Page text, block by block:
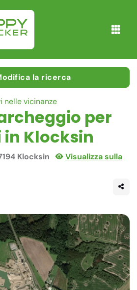
la ricerca
nelle vicinanze
per
Klocksin
Klocksin
Visualizza sulla